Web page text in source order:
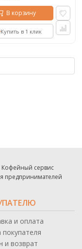
В корзину
Купить в 1 клик
Кофейный сервис
предпринимателей
и оплата
покупателя
и возврат